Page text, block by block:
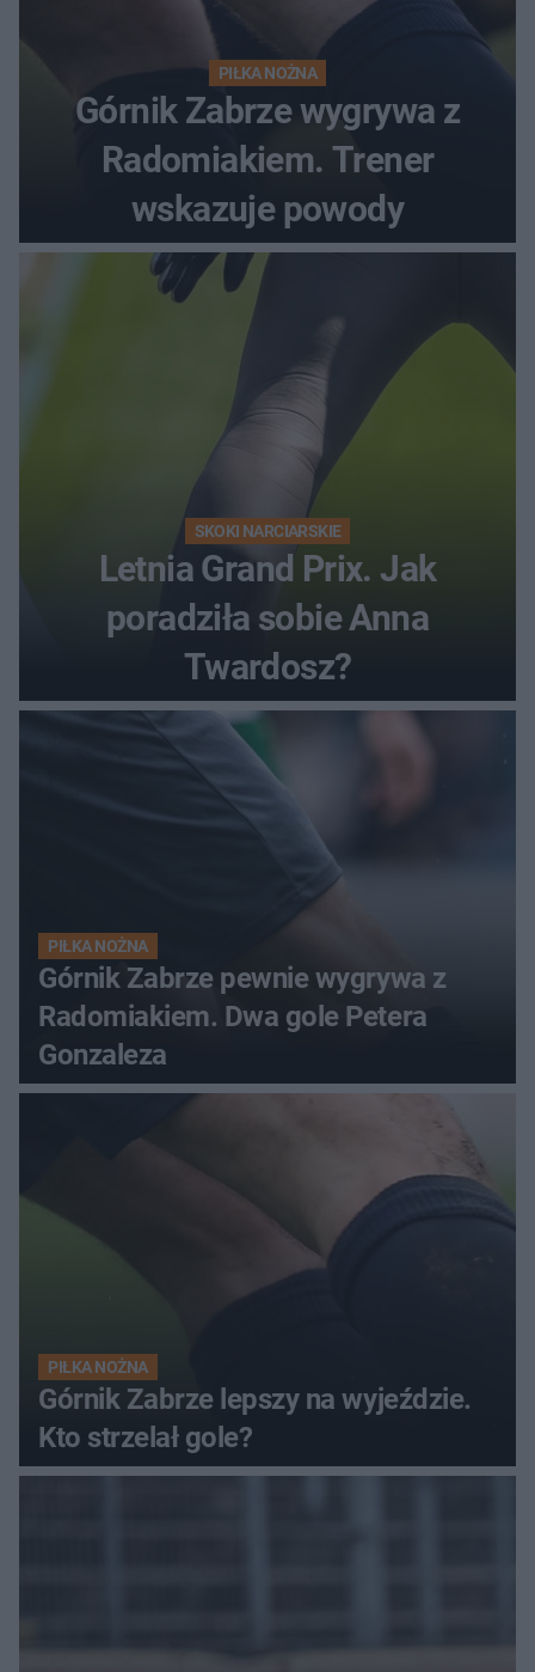
PIŁKA NOŻNA
Górnik Zabrze wygrywa z
Radomiakiem. Trener
wskazuje powody
SKOKI NARCIARSKIE
Letnia Grand Prix. Jak
poradziła sobie Anna
Twardosz?
PIŁKA NOŻNA
Górnik Zabrze pewnie wygrywa z
Radomiakiem. Dwa gole Petera
Gonzaleza
PIŁKA NOŻNA
Górnik Zabrze lepszy na wyjeździe.
Kto strzelał gole?